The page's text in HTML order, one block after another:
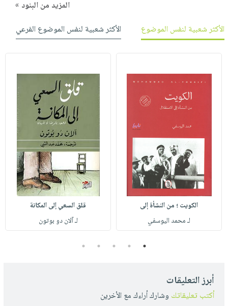
المزيد من البنود »
الأكثر شعبية لنفس الموضوع
الأكثر شعبية لنفس الموضوع الفرعي
الكويت ؛ من النشأة إلى
لـ محمد اليوسفي
قلق السعي إلى المكانة
لـ آلان دو بوتون
1
2
3
4
5
أبرز التعليقات
أكتب تعليقاتك وشارك أراءك مع الأخرين